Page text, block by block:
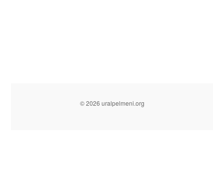
© 2026 uralpelmeni.org